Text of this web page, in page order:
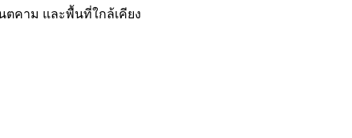
ตคาม และพื้นที่ใกล้เคียง